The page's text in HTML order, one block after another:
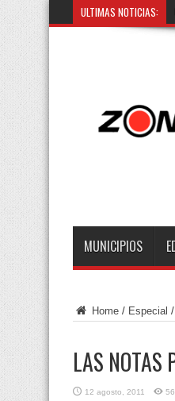
ULTIMAS NOTICIAS:
MUNICIPIOS
Home / Especial /
LAS NOTAS
12 agosto, 2011